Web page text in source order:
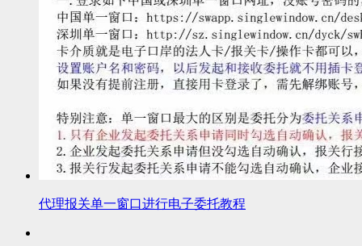
代理报关单一窗口进行电子委托教程